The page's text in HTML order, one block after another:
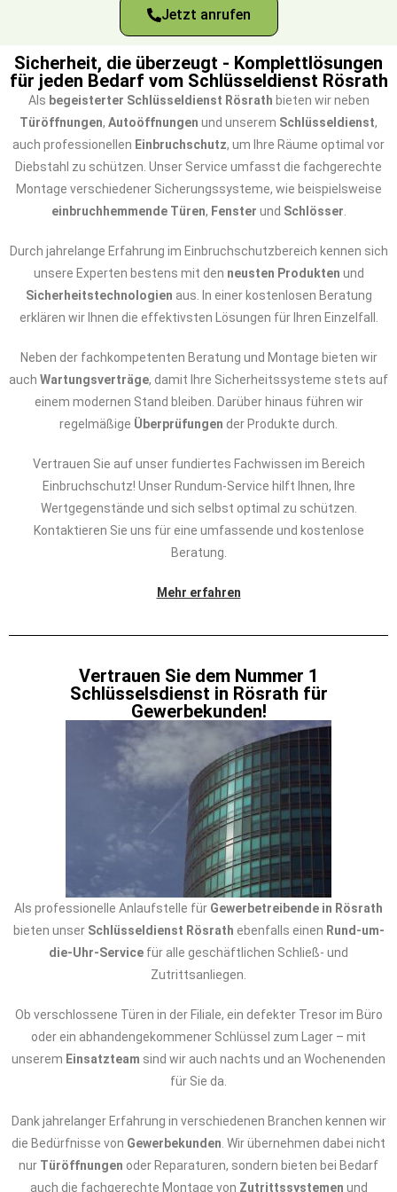
Jetzt anrufen
Sicherheit, die überzeugt - Komplettlösungen
für jeden Bedarf vom Schlüsseldienst Rösrath
Als begeisterter Schlüsseldienst Rösrath bieten wir neben
Türöffnungen, Autoöffnungen und unserem Schlüsseldienst,
auch professionellen Einbruchschutz, um Ihre Räume optimal vor
Diebstahl zu schützen. Unser Service umfasst die fachgerechte
Montage verschiedener Sicherungssysteme, wie beispielsweise
einbruchhemmende Türen, Fenster und Schlösser
Durch jahrelange Erfahrung im Einbruchschutzbereich kennen sich
unsere Experten bestens mit den neusten Produkten und
Sicherheitstechnologien aus. In einer kostenlosen Beratung
erklären wir Ihnen die effektivsten Lösungen für Ihren Einzelfall.
Neben der fachkompetenten Beratung und Montage bieten wir
auch Wartungsverträge, damit Ihre Sicherheitssysteme stets auf
einem modernen Stand bleiben. Darüber hinaus führen wir
regelmäßige Überprüfungen der Produkte durch.
Vertrauen Sie auf unser fundiertes Fachwissen im Bereich
Einbruchschutz! Unser Rundum-Service hilft Ihnen, Ihre
Wertgegenstände und sich selbst optimal zu schützen.
Kontaktieren Sie uns für eine umfassende und kostenlose
Beratung.
Mehr erfahren
Vertrauen Sie dem Nummer 1
Schlüsselsdienst in Rösrath für
Gewerbekunden!
Als professionelle Anlaufstelle für Gewerbetreibende in Rösrath
bieten unser Schlüsseldienst Rösrath ebenfalls einen Rund-um-
die-Uhr-Service für alle geschäftlichen Schließ- und
Zutrittsanliegen.
Ob verschlossene Türen in der Filiale, ein defekter Tresor im Büro
oder ein abhandengekommener Schlüssel zum Lager – mit
unserem Einsatzteam sind wir auch nachts und an Wochenenden
für Sie da.
Dank jahrelanger Erfahrung in verschiedenen Branchen kennen wir
die Bedürfnisse von Gewerbekunden . Wir übernehmen dabei nicht
nur Türöffnungen oder Reparaturen, sondern bieten bei Bedarf
auch die fachgerechte Montage von Zutrittssystemen und